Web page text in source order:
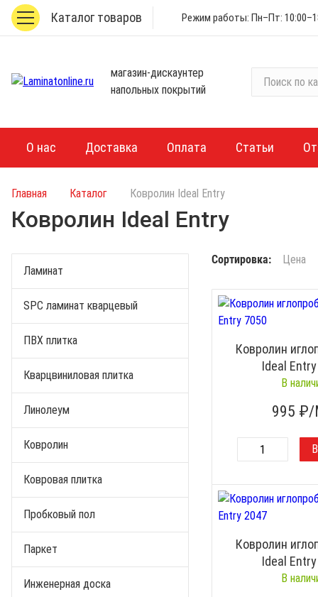
Каталог товаров Режим работы: Пн–Пт:
магазин-дискаунтер
напольных покрытий
с
к
л
у
О нас Доставка Оплата Статьи
Главная Каталог Ковролин Ideal Entry
Ковролин Ideal Entry
Ламинат
SPC ламинат кварцевый
ПВХ плитка
Кварцвиниловая плитка
Линолеум
Ковролин
Ковровая плитка
Пробковый пол
Паркет
Инженерная доска
Сортировка: Цена
Ковролин
Ideal
В
995 ₽/
Ковролин
Ideal
В